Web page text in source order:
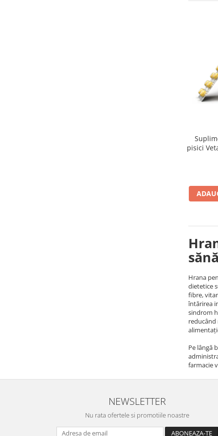
pisici
Hrana
dietetice
fibre,
întărirea
sindrom
reducând
Pe lângă
farmacie
NEWSLETTER
Nu rata ofertele si promotiile noastre